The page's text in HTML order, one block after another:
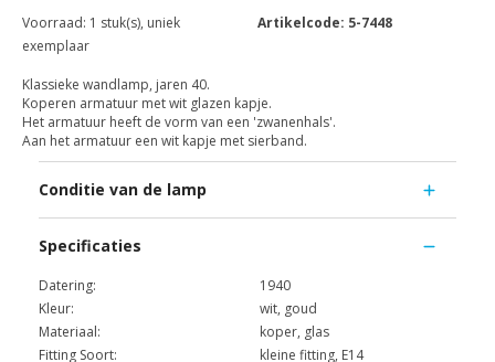
Voorraad: 1 stuk(s), uniek
exemplaar
Artikelcode: 5-7448
Klassieke wandlamp, jaren 40.
Koperen armatuur met wit glazen kapje.
Het armatuur heeft de vorm van een 'zwanenhals'.
Aan het armatuur een wit kapje met sierband.
Conditie van de lamp
Specificaties
Datering:
1940
Kleur:
wit, goud
Materiaal:
koper, glas
Fitting Soort:
kleine fitting, E14